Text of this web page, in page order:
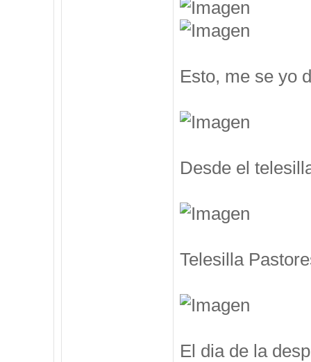
Esto, me se yo
Desde el
Telesilla
El dia de la